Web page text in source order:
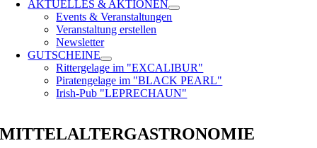
AKTUELLES & AKTIONEN
Events & Veranstaltungen
Veranstaltung erstellen
Newsletter
GUTSCHEINE
Rittergelage im "EXCALIBUR"
Piratengelage im "BLACK PEARL"
Irish-Pub "LEPRECHAUN"
MITTELALTERGASTRONOMIE